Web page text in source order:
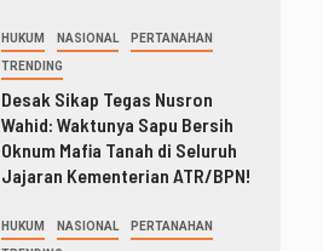
HUKUM NASIONAL PERTANAHAN
TRENDING
Desak Sikap Tegas Nusron
Wahid: Waktunya Sapu Bersih
Oknum Mafia Tanah di Seluruh
Jajaran Kementerian ATR/BPN!
HUKUM NASIONAL PERTANAHAN